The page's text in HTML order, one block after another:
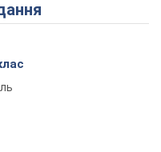
Video